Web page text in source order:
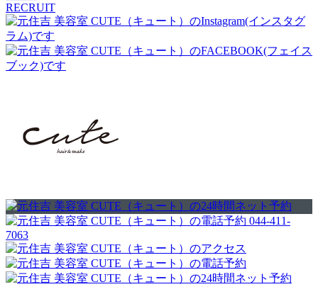
RECRUIT
044-411-
7063